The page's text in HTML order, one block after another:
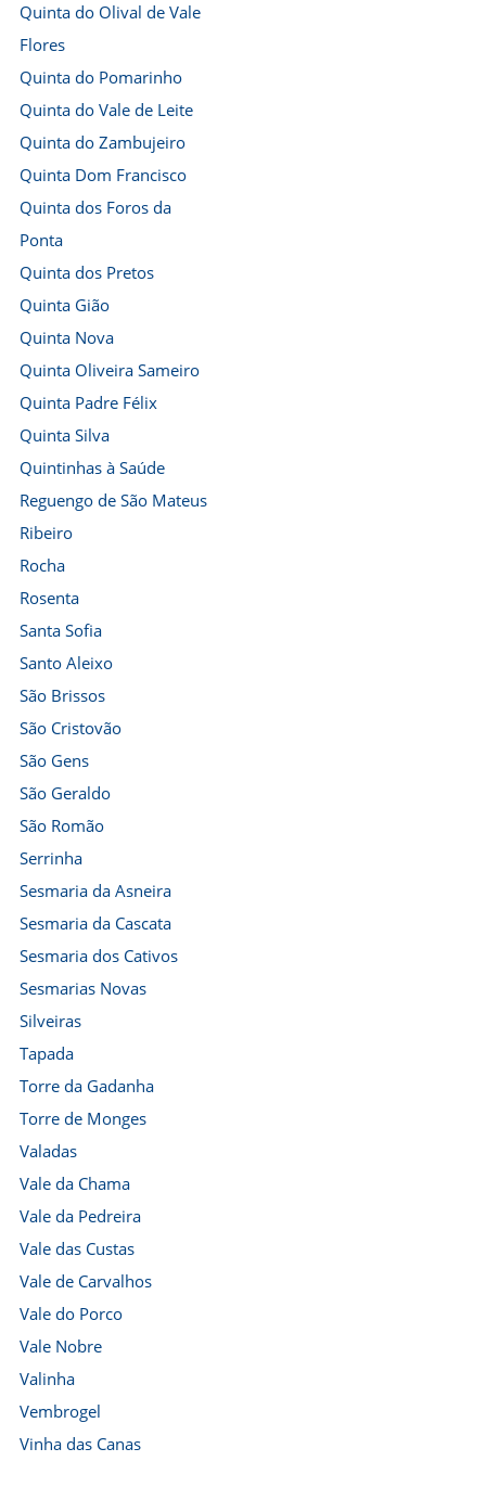
Quinta do Olival de Vale
Flores
Quinta do Pomarinho
Quinta do Vale de Leite
Quinta do Zambujeiro
Quinta Dom Francisco
Quinta dos Foros da
Ponta
Quinta dos Pretos
Quinta Gião
Quinta Nova
Quinta Oliveira Sameiro
Quinta Padre Félix
Quinta Silva
Quintinhas à Saúde
Reguengo de São Mateus
Ribeiro
Rocha
Rosenta
Santa Sofia
Santo Aleixo
São Brissos
São Cristovão
São Gens
São Geraldo
São Romão
Serrinha
Sesmaria da Asneira
Sesmaria da Cascata
Sesmaria dos Cativos
Sesmarias Novas
Silveiras
Tapada
Torre da Gadanha
Torre de Monges
Valadas
Vale da Chama
Vale da Pedreira
Vale das Custas
Vale de Carvalhos
Vale do Porco
Vale Nobre
Valinha
Vembrogel
Vinha das Canas